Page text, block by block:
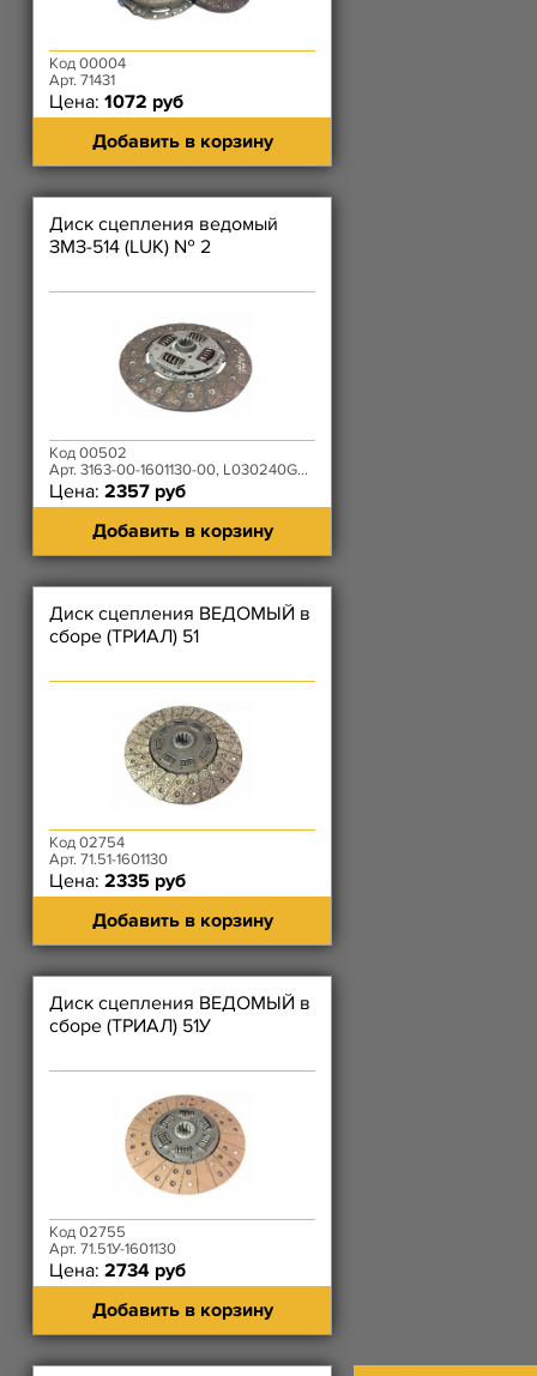
Код 00004
Арт. 71431
Цена: 1072 руб
Добавить в корзину
Диск сцепления ведомый
ЗМЗ-514 (LUK) № 2
Код 00502
Арт. 3163-00-1601130-00, L030240G4002
Цена: 2357 руб
Добавить в корзину
Диск сцепления ВЕДОМЫЙ в
сборе (ТРИАЛ) 51
Код 02754
Арт. 71.51-1601130
Цена: 2335 руб
Добавить в корзину
Диск сцепления ВЕДОМЫЙ в
сборе (ТРИАЛ) 51У
Код 02755
Арт. 71.51У-1601130
Цена: 2734 руб
Добавить в корзину